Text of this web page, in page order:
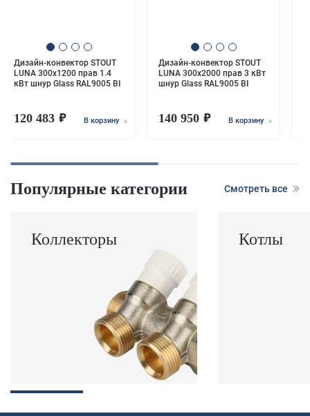
Дизайн-конвектор STOUT
LUNA 300x1200 прав 1.4
кВт шнур Glass RAL9005 BI
120 483 В корзину
Дизайн-конвектор STOUT
LUNA 300x2000 прав 3 кВт
шнур Glass RAL9005 BI
140 950 В корзину
Популярные категории Смотреть все
Коллекторы Котлы